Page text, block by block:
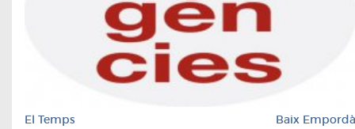
El Temps Baix Empordà